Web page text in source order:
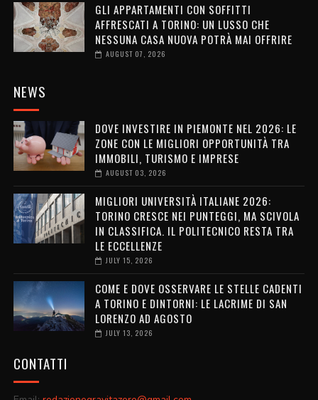
GLI APPARTAMENTI CON SOFFITTI
AFFRESCATI A TORINO: UN LUSSO CHE
NESSUNA CASA NUOVA POTRÀ MAI OFFRIRE
AUGUST 07, 2026
NEWS
DOVE INVESTIRE IN PIEMONTE NEL 2026: LE
ZONE CON LE MIGLIORI OPPORTUNITÀ TRA
IMMOBILI, TURISMO E IMPRESE
AUGUST 03, 2026
MIGLIORI UNIVERSITÀ ITALIANE 2026:
TORINO CRESCE NEI PUNTEGGI, MA SCIVOLA
IN CLASSIFICA. IL POLITECNICO RESTA TRA
LE ECCELLENZE
JULY 15, 2026
COME E DOVE OSSERVARE LE STELLE CADENTI
A TORINO E DINTORNI: LE LACRIME DI SAN
LORENZO AD AGOSTO
JULY 13, 2026
CONTATTI